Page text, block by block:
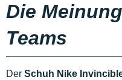
Die
Teams
Der Schuh Nike